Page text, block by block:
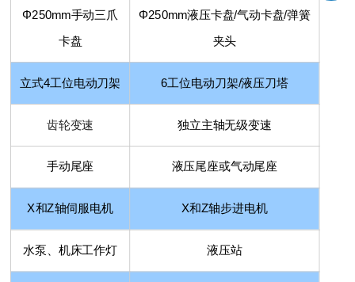
Φ250mm手动三爪
卡盘
Φ250mm液压卡盘/气动卡盘/弹簧
夹头
立式4工位电动刀架 6工位电动刀架/液压刀塔
齿轮变速 独立主轴无级变速
手动尾座 液压尾座或气动尾座
X和Z轴伺服电机 X和Z轴步进电机
水泵、机床工作灯 液压站